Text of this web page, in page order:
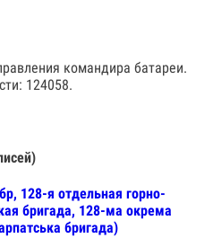
командира батареи.
124058.
128-я отдельная горно-
бригада, 128-ма окрема
бригада)